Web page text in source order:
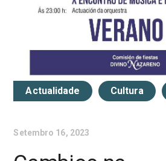
Actualidade Cultura
Setembro 16, 2023